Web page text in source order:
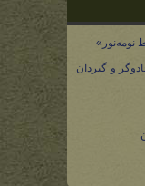
و گیردان